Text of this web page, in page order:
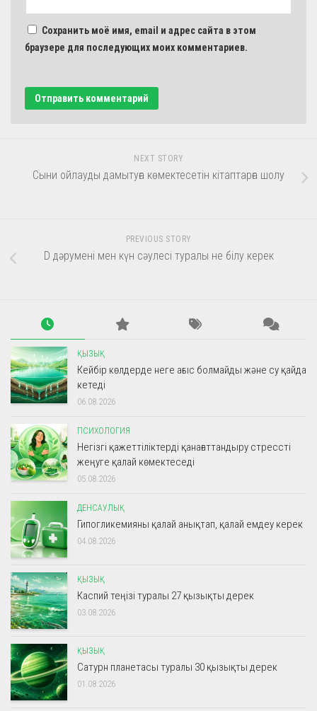
Сохранить моё имя, email и адрес сайта в этом
браузере для последующих моих комментариев.
NEXT STORY
Сыни ойлауды дамытуға көмектесетін кітаптарға шолу
PREVIOUS STORY
D дәрумені мен күн сәулесі туралы не білу керек
ҚЫЗЫҚ
Кейбір көлдерде неге ағыс болмайды және су қайда
кетеді
06.08.2026
ПСИХОЛОГИЯ
Негізгі қажеттіліктерді қанағаттандыру стрессті
жеңуге қалай көмектеседі
05.08.2026
ДЕНСАУЛЫҚ
Гипогликемияны қалай анықтап, қалай емдеу керек
04.08.2026
ҚЫЗЫҚ
Каспий теңізі туралы 27 қызықты дерек
03.08.2026
ҚЫЗЫҚ
Сатурн планетасы туралы 30 қызықты дерек
01.08.2026